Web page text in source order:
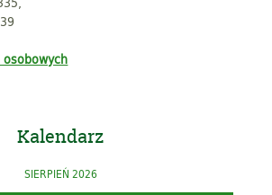
Kalendarz
SIERPIEŃ 2026